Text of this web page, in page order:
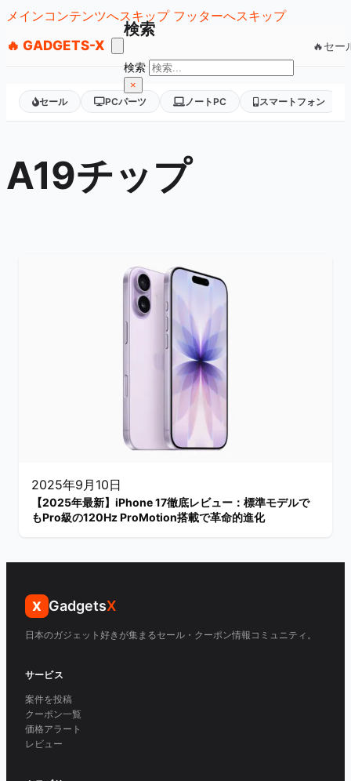
メインコンテンツへスキップ フッターへスキップ
🔥 GADGETS-X
🔥セー
検索
検索
×
セール
PCパーツ ノートPC スマートフォン
A19チップ
2025年9月10日
【2025年最新】iPhone 17徹底レビュー：標準モデルで
もPro級の120Hz ProMotion搭載で革命的進化
X GadgetsX
日本のガジェット好きが集まるセール・クーポン情報コミュニティ。
サービス
案件を投稿
クーポン一覧
価格アラート
レビュー